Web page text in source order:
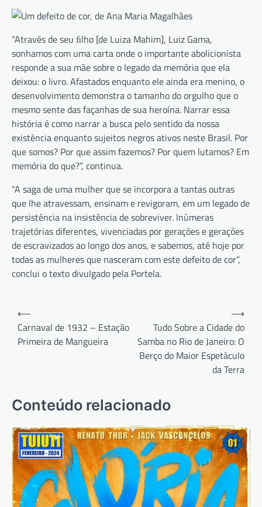
“Através de seu ﬁlho [de Luiza Mahim], Luiz Gama,
sonhamos com uma carta onde o importante abolicionista
responde a sua mãe sobre o legado da memória que ela
deixou: o livro. Afastados enquanto ele ainda era menino, o
desenvolvimento demonstra o tamanho do orgulho que o
mesmo sente das façanhas de sua heroína. Narrar essa
história é como narrar a busca pelo sentido da nossa
existência enquanto sujeitos negros ativos neste Brasil. Por
que somos? Por que assim fazemos? Por quem lutamos? Em
memória do que?”, continua.
“A saga de uma mulher que se incorpora a tantas outras
que lhe atravessam, ensinam e revigoram, em um legado de
persistência na insistência de sobreviver. Inúmeras
trajetórias diferentes, vivenciadas por gerações e gerações
de escravizados ao longo dos anos, e sabemos, até hoje por
todas as mulheres que nasceram com este defeito de cor”,
conclui o texto divulgado pela Portela.
Navegação
de
Post
⟵
Carnaval de 1932 – Estação
Primeira de Mangueira
Tudo Sobre a Cidade do
Samba no Rio de Janeiro: O
Berço do Maior Espetáculo
da Terra
⟶
Conteúdo relacionado